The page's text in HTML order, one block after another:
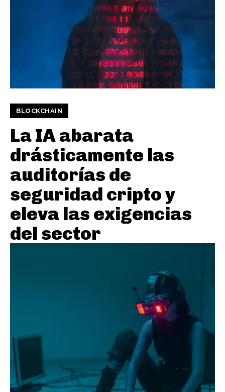
BLOCKCHAIN
La IA abarata
drásticamente las
auditorías de
seguridad cripto y
eleva las exigencias
del sector